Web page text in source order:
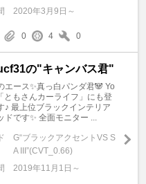
2020年3月9日～
0 4 0
の"キャンバス君"
エース✨真っ白パンダ君🐼 Yo
ともさんカーライフ」にも登
♪ 最上位ブラックインテリア
ドです✨ 全面モニター ...
G“ブラックアクセントVS S
A III”(CVT_0.66)
2019年11月1日～